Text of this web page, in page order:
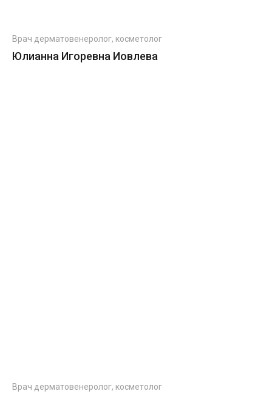
Врач дерматовенеролог, косметолог
Юлианна Игоревна Иовлева
Врач дерматовенеролог, косметолог